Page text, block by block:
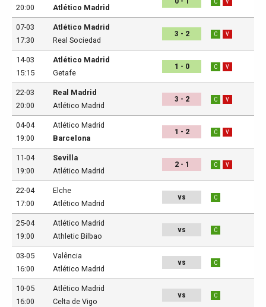
20:00 Atlético Madrid
C V
07-03
17:30
Atlético Madrid
Real Sociedad
3 - 2 C V
14-03
15:15
Atlético Madrid
Getafe
1 - 0 C V
22-03
20:00
Real Madrid
Atlético Madrid
3 - 2 C V
04-04
19:00
Atlético Madrid
Barcelona
1 - 2 C V
11-04
19:00
Sevilla
Atlético Madrid
2 - 1 C V
22-04
17:00
Elche
Atlético Madrid
vs C
25-04
19:00
Atlético Madrid
Athletic Bilbao
vs C
03-05
16:00
Valência
Atlético Madrid
vs C
10-05
16:00
Atlético Madrid
Celta de Vigo
vs C